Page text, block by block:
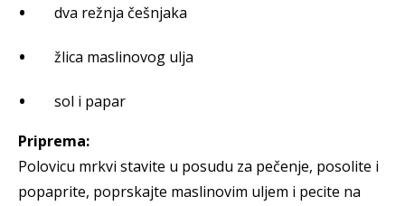
dva režnja češnjaka
žlica maslinovog ulja
sol i papar
Priprema:
Polovicu mrkvi stavite u posudu za pečenje, posolite i
popaprite, poprskajte maslinovim uljem i pecite na